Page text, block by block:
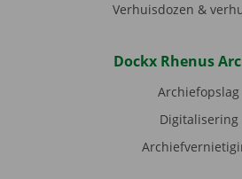
Verhuisdozen &
Dockx Rhenus
Archiefopslag
Digitalisering